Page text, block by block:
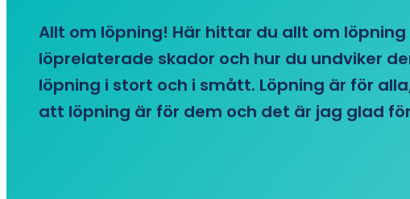
Allt om löpning! Här hittar du allt om
löprelaterade skador och hur du undviker
löpning i stort och i smått. Löpning är för
att löpning är för dem och det är jag glad